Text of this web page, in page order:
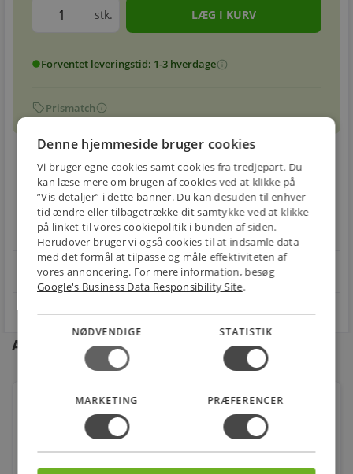
stk.
circleForventet leveringstid: 1-3 hverdageinfo
sellPrismatchinfo
E-MÆRKET
Handle trygt hos
os
local_shipping
BILLIG
FRAGT
Fra 49,00 kr.
restart_alt
30 DAGES
RETUR
Nem returnering
star4.1 på Trustpilot 11,691 anmeldelser
Andre kunder købte også
Muffe Gas 18mm Muffe
Varenr.: 47560018
59,00 kr.
Denne hjemmeside bruger cookies
Vi bruger egne cookies samt cookies fra tredjepart. Du
kan læse mere om brugen af cookies ved at klikke på
”Vis detaljer” i dette banner. Du kan desuden til enhver
tid ændre eller tilbagetrække dit samtykke ved at klikke
på linket til vores cookiepolitik i bunden af siden.
Herudover bruger vi også cookies til at indsamle data
med det formål at tilpasse og måle effektiviteten af
vores annoncering. For mere information, besøg
Google's Business Data Responsibility Site.
NØDVENDIGE STATISTIK
MARKETING PRÆFERENCER